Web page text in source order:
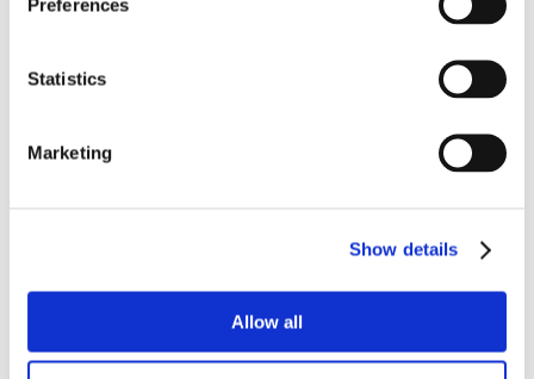
Preferences
Statistics
Marketing
Show details
Allow all